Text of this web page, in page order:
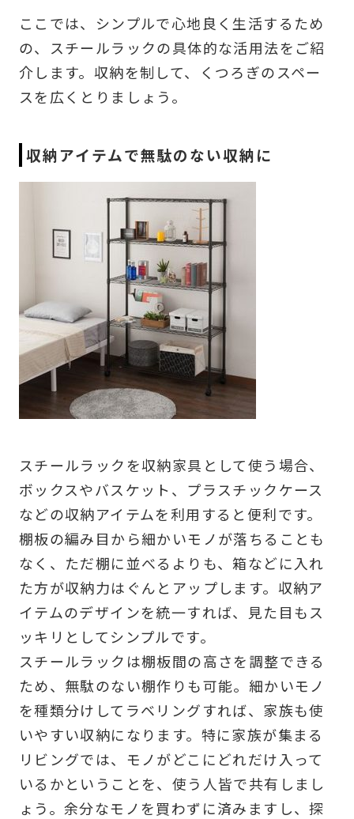
ここでは、シンプルで心地良く生活するため
の、スチールラックの具体的な活用法をご紹
介します。収納を制して、くつろぎのスペー
スを広くとりましょう。
収納アイテムで無駄のない収納に
スチールラックを収納家具として使う場合、
ボックスやバスケット、プラスチックケース
などの収納アイテムを利用すると便利です。
棚板の編み目から細かいモノが落ちることも
なく、ただ棚に並べるよりも、箱などに入れ
た方が収納力はぐんとアップします。収納ア
イテムのデザインを統一すれば、見た目もス
ッキリとしてシンプルです。
スチールラックは棚板間の高さを調整できる
ため、無駄のない棚作りも可能。細かいモノ
を種類分けしてラベリングすれば、家族も使
いやすい収納になります。特に家族が集まる
リビングでは、モノがどこにどれだけ入って
いるかということを、使う人皆で共有しまし
ょう。余分なモノを買わずに済みますし、探